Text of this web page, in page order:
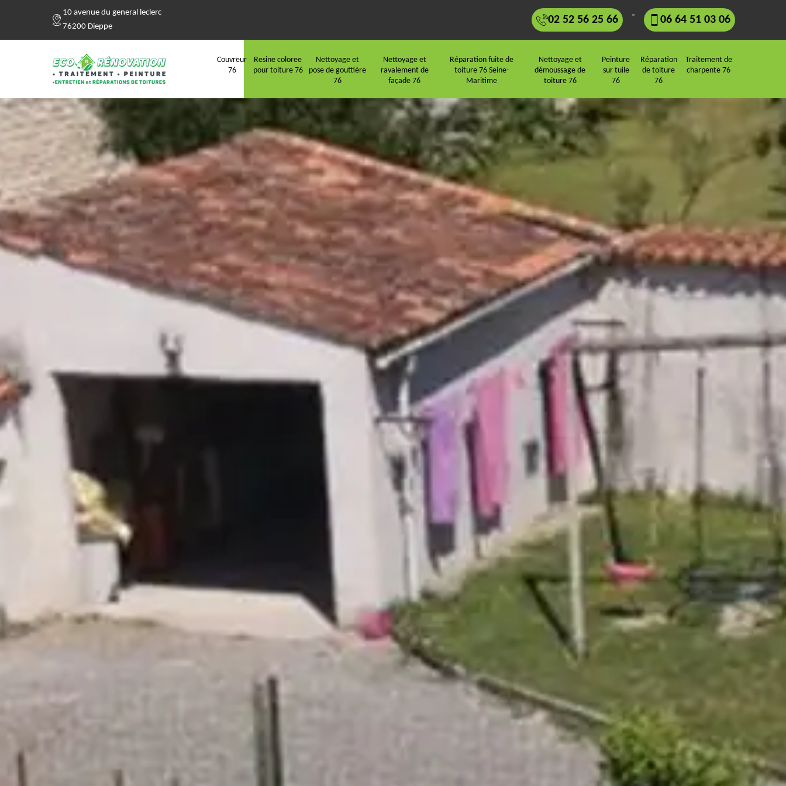
10 avenue du general leclerc
76200 Dieppe
02 52 56 25 66 - 06 64 51 03 06
Couvreur
76
Resine coloree
pour toiture 76
Nettoyage et
pose de gouttière
76
Nettoyage et
ravalement de
façade 76
Réparation fuite de
toiture 76 Seine-
Maritime
Nettoyage et
démoussage de
toiture 76
Peinture
sur tuile
76
Réparation
de toiture
76
Traitement de
charpente 76